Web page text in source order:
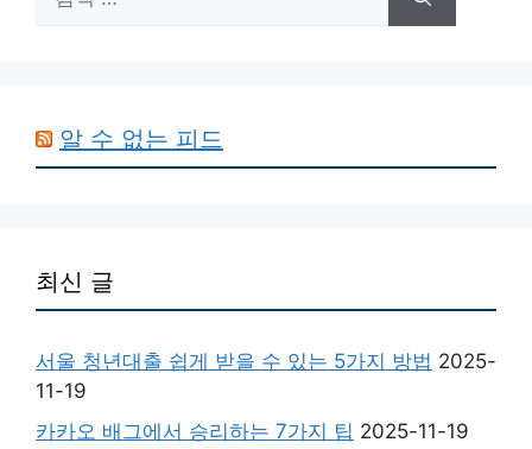
색:
알 수 없는 피드
최신 글
서울 청년대출 쉽게 받을 수 있는 5가지 방법 2025-
11-19
카카오 배그에서 승리하는 7가지 팁 2025-11-19